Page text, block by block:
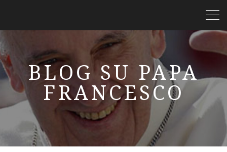
BLOG SU PAPA
FRANCESCO